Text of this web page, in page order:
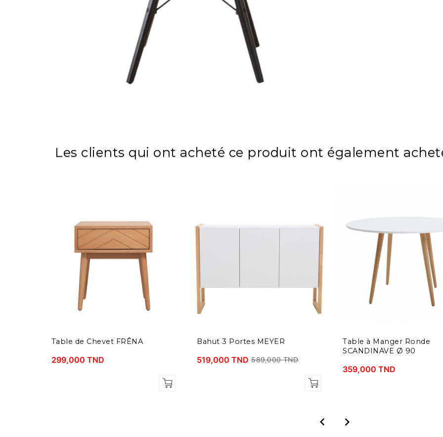
Les clients qui ont acheté ce produit ont également
Table de Chevet FRÊNA
299,000 TND
Bahut 3 Portes MEYER
519,000 TND 589,000 TND
Table à Manger Ronde
SCANDINAVE Ø 90
359,000 TND
 